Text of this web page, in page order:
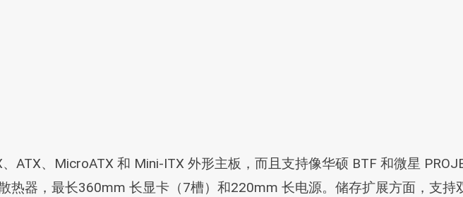
ATX、MicroATX 和 Mini-ITX 外形主板，而且支持像华硕 BTF 和微星
热器，最长360mm 长显卡（7槽）和220mm 长电源。储存扩展方面，支